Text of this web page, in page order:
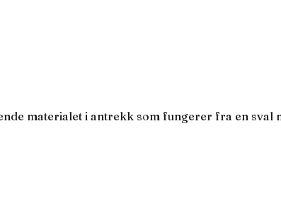
materialet i antrekk som fungerer fra en sval